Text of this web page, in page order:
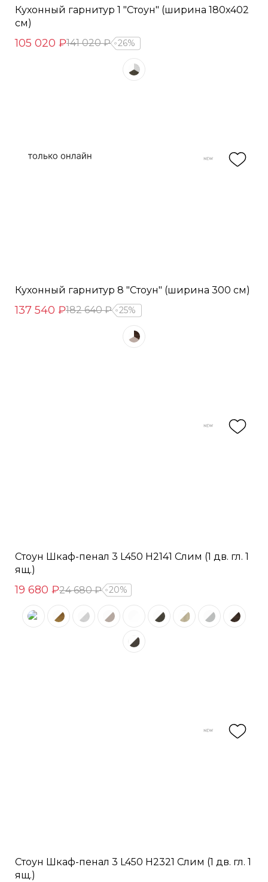
Кухонный гарнитур 1 "Стоун" (ширина 180х402
см)
105 020 ₽141 020 ₽ 26%
Кухонный гарнитур 8 "Стоун" (ширина 300 см)
137 540 ₽182 640 ₽ 25%
Стоун Шкаф-пенал 3 L450 H2141 Слим (1 дв. гл. 1
ящ.)
19 680 ₽24 680 ₽ 20%
Стоун Шкаф-пенал 3 L450 H2321 Слим (1 дв. гл. 1
ящ.)